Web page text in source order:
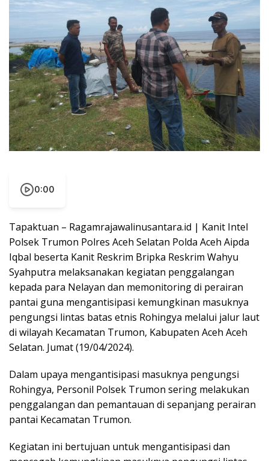
0:00
Tapaktuan – Ragamrajawalinusantara.id | Kanit Intel
Polsek Trumon Polres Aceh Selatan Polda Aceh Aipda
Iqbal beserta Kanit Reskrim Bripka Reskrim Wahyu
Syahputra melaksanakan kegiatan penggalangan
kepada para Nelayan dan memonitoring di perairan
pantai guna mengantisipasi kemungkinan masuknya
pengungsi lintas batas etnis Rohingya melalui jalur laut
di wilayah Kecamatan Trumon, Kabupaten Aceh Aceh
Selatan. Jumat (19/04/2024).
Dalam upaya mengantisipasi masuknya pengungsi
Rohingya, Personil Polsek Trumon sering melakukan
penggalangan dan pemantauan di sepanjang perairan
pantai Kecamatan Trumon.
Kegiatan ini bertujuan untuk mengantisipasi dan